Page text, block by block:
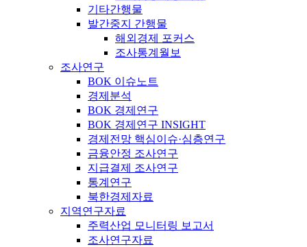
기타간행물
발간중지 간행물
해외경제 포커스
조사통계월보
조사연구
BOK 이슈노트
경제분석
BOK 경제연구
BOK 경제연구 INSIGHT
경제전망 핵심이슈·심층연구
금융안정 조사연구
지급결제 조사연구
통계연구
북한경제자료
지역연구자료
주력산업 모니터링 보고서
조사연구자료